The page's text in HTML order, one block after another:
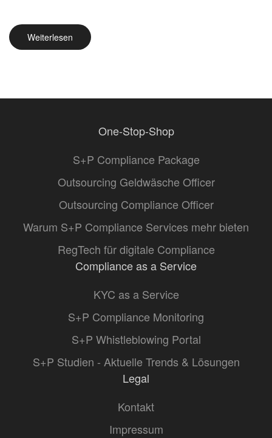
Weiterlesen
One-Stop-Shop
S+P Compliance Package
Outsourcing Geldwäsche Officer
Outsourcing Compliance Officer
Warum S+P Compliance Services mehr bieten
RegTech für digitale Compliance
Compliance as a Service
KYC as a Service
S+P Compliance Monitoring
S+P Whistleblowing Portal
S+P Studien - Aktuelle Trends & Lösungen
Legal
Kontakt
Impressum